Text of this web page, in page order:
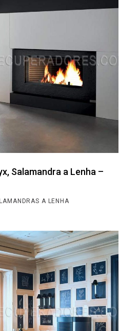
Salamandra a Lenha –
A LENHA